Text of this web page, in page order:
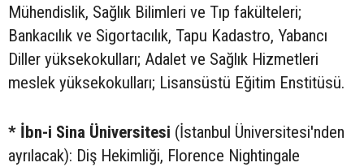
Mühendislik, Sağlık Bilimleri ve Tıp fakülteleri;
Bankacılık ve Sigortacılık, Tapu Kadastro, Yabancı
Diller yüksekokulları; Adalet ve Sağlık Hizmetleri
meslek yüksekokulları; Lisansüstü Eğitim Enstitüsü.
* İbn-i Sina Üniversitesi (İstanbul Üniversitesi'nden
ayrılacak): Diş Hekimliği, Florence Nightingale